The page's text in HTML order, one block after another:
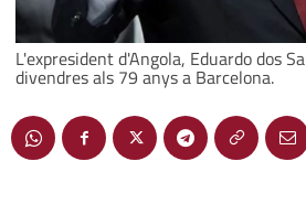
L'expresident d'Angola, Eduardo dos
divendres als 79 anys a Barcelona.